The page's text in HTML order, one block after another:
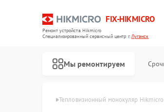
FIX-HIKMICRO
Ремонт устройств Hikmicro
Специализированный cервисный центр г.Луганск
Мы ремонтируем
в Луганске Тепловизионный монокуляр